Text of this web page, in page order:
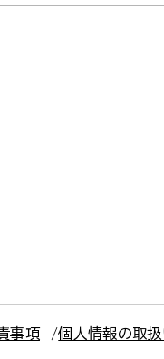
事項 個人情報の取扱